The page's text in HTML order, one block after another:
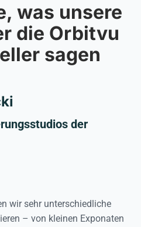
was unsere
die Orbitvu
sagen
der
wir sehr unterschiedliche
– von kleinen Exponaten